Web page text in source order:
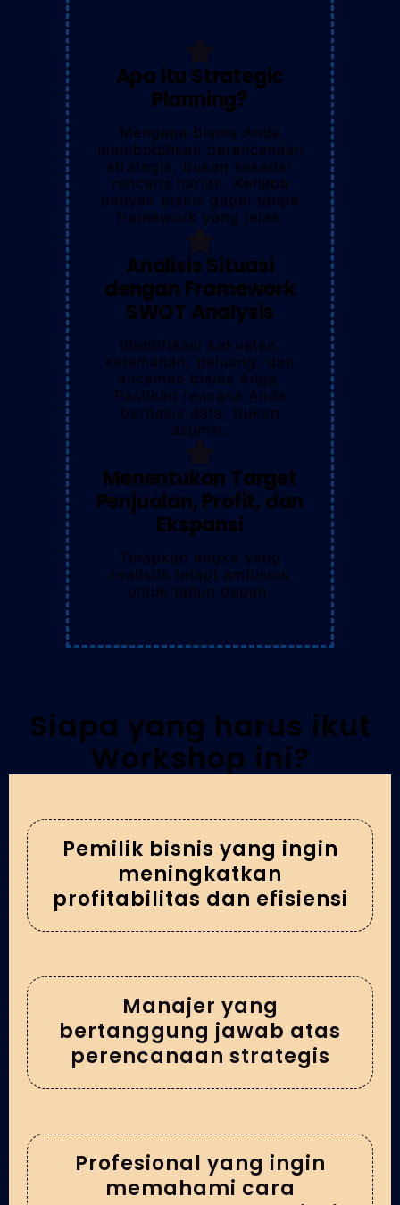
Apa itu Strategic
Planning?
Mengapa bisnis Anda
membutuhkan perencanaan
strategis, bukan sekadar
rencana harian. Kenapa
banyak bisnis gagal tanpa
framework yang jelas.
Analisis Situasi
dengan Framework
SWOT Analysis
Identifikasi kekuatan,
kelemahan, peluang, dan
ancaman bisnis Anda.
Pastikan rencana Anda
berbasis data, bukan
asumsi.
Menentukan Target
Penjualan, Profit, dan
Ekspansi
Tetapkan angka yang
realistis tetapi ambisius
untuk tahun depan.
Siapa yang harus ikut
Workshop ini?
Pemilik bisnis yang ingin
meningkatkan
profitabilitas dan efisiensi
Manajer yang
bertanggung jawab atas
perencanaan strategis
Profesional yang ingin
memahami cara